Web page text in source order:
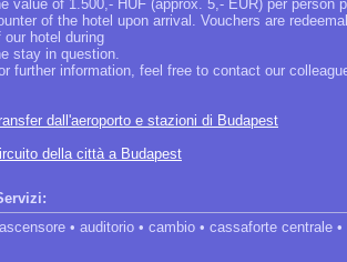
value of 1.500,- HUF (approx. 5,- EUR) per
of the hotel upon arrival. Vouchers are
our hotel during
stay in question.
further information, feel free to contact our
dall'aeroporto e stazioni di Budapest
della città a Budapest
• auditorio • cambio • cassaforte centrale